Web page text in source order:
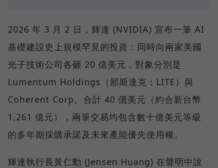
2026 年 3 月 2 日，輝達 (NVIDIA) 宣布一筆 AI
基礎建設史上規模罕見的投資：同時向兩家美國
光子技術公司各砸 20 億美元，對象分別是
Lumentum Holdings（那斯達克：LITE）與
Coherent Corp。合計 40 億美元（約合新台幣
1,261 億元），兩筆交易均包含數十億美元等級
的多年期採購承諾及未來產能優先使用權。
輝達執行長黃仁勳 (Jensen Huang) 在聲明中說